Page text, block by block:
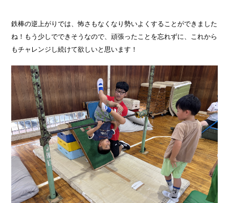
鉄棒の逆上がりでは、怖さもなくなり勢いよくすることができました
ね！もう少しでできそうなので、頑張ったことを忘れずに、これから
もチャレンジし続けて欲しいと思います！